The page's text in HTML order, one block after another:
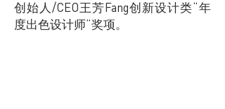
创始人/CEO王芳Fang创新设计类“年
度出色设计师”奖项。